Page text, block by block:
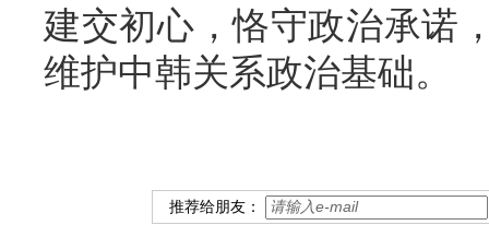
建交初心，恪守政治承诺
维护中韩关系政治基础。
推荐给朋友：